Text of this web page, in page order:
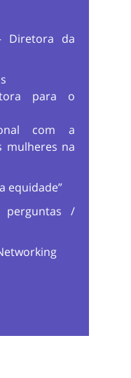
Diretora da
para o
com a
mulheres na
equidade”
/